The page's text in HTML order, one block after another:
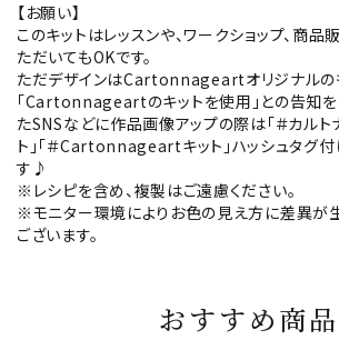
【お願い】
このキットはレッスンや、ワークショップ、商
ただいてもOKです。
ただデザインはCartonnageartオリジナルの
「Cartonnageartのキットを使用」との告知を
たSNSなどに作品画像アップの際は「＃カルト
ト」「＃Cartonnageartキット」ハッシュタグ
す♪
※レシピを含め、複製はご遠慮ください。
※モニター環境によりお色の見え方に差異が
ございます。
おすすめ商品